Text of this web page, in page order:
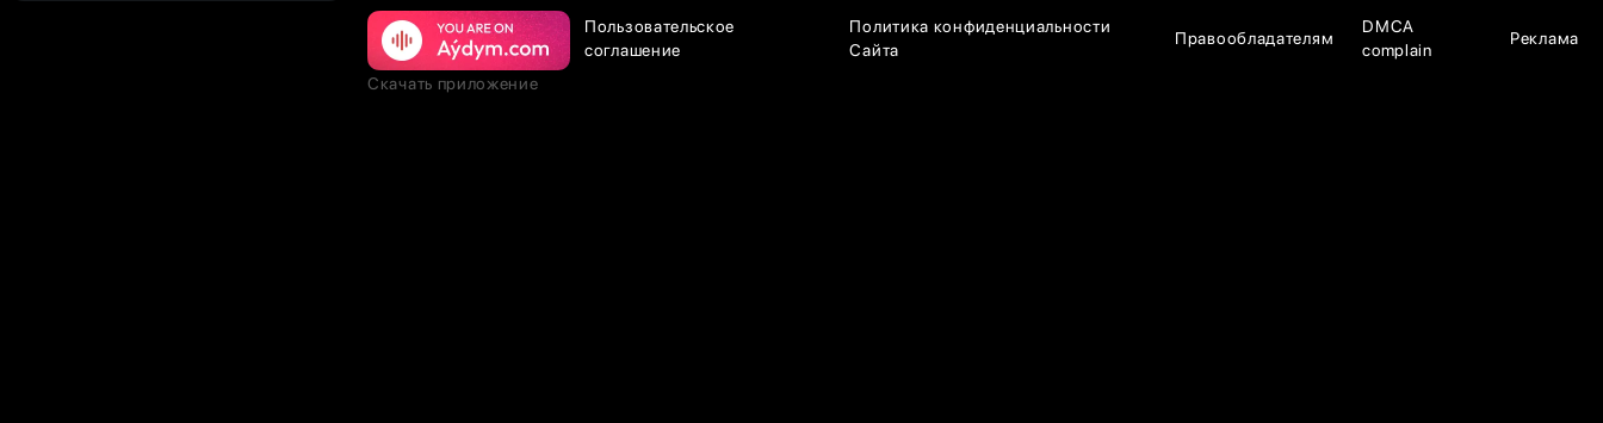
Пользовательское
соглашение
Политика конфиденциальности
Сайта
Правообладателям
DMCA
complain
Реклама
Скачать приложение